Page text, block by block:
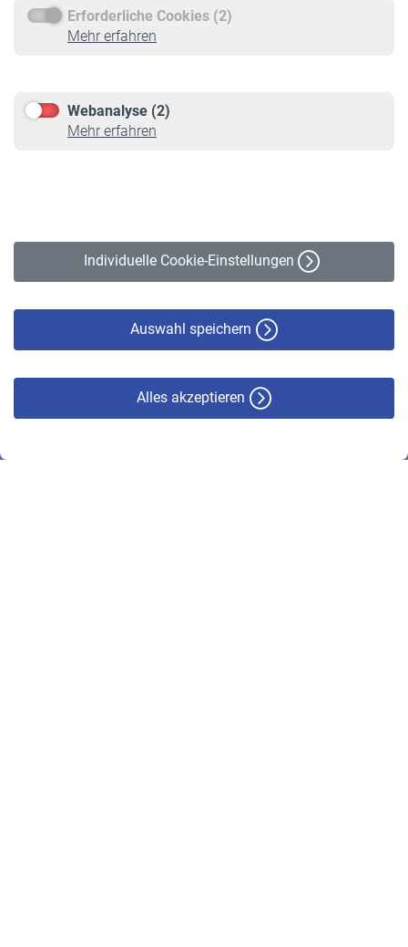
Erforderliche Cookies (2)
Mehr erfahren
Webanalyse (2)
Mehr erfahren
Individuelle Cookie-Einstellungen
Auswahl speichern
Alles akzeptieren
Service
Informationen
Online-Rechner
VBLnewsletter
Erklärung zur Barrierefreiheit
© VBL 2026